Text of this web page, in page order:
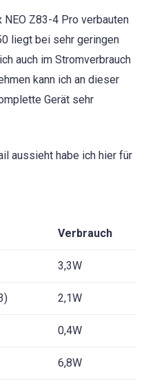
Z83-4 Pro verbauten
liegt bei sehr geringen
auch im Stromverbrauch
kann ich an dieser
Gerät sehr
aussieht habe ich hier für
Verbrauch
3,3W
2,1W
0,4W
6,8W